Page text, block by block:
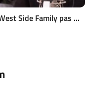
Side Family pas ...